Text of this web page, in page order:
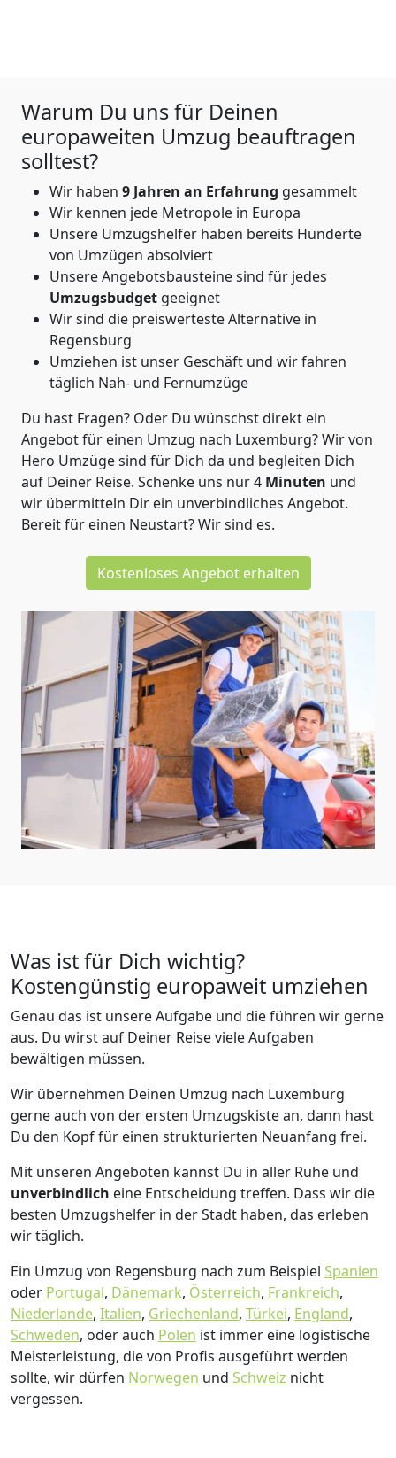
Warum Du uns für Deinen
europaweiten Umzug beauftragen
solltest?
Wir haben 9 Jahren an Erfahrung gesammelt
Wir kennen jede Metropole in Europa
Unsere Umzugshelfer haben bereits Hunderte
von Umzügen absolviert
Unsere Angebotsbausteine sind für jedes
Umzugsbudget geeignet
Wir sind die preiswerteste Alternative in
Regensburg
Umziehen ist unser Geschäft und wir fahren
täglich Nah- und Fernumzüge
Du hast Fragen? Oder Du wünschst direkt ein
Angebot für einen Umzug nach Luxemburg? Wir von
Hero Umzügesind für Dich da und begleiten Dich
auf Deiner Reise. Schenke uns nur4 Minuten und
wir übermitteln Dir ein unverbindliches Angebot.
Bereit für einen Neustart? Wir sind es.
Kostenloses Angebot erhalten
Was ist für Dich wichtig?
Kostengünstig europaweit umziehen
Genau das ist unsere Aufgabe und die führen wir gerne
aus. Du wirst auf Deiner Reise viele Aufgaben
bewältigen müssen.
Wir übernehmen Deinen Umzug nach Luxemburg
gerne auch von der ersten Umzugskiste an, dann hast
Du den Kopf für einen strukturierten Neuanfang frei.
Mit unseren Angeboten kannst Du in aller Ruhe und
unverbindlich eine Entscheidung treffen. Dass wir die
besten Umzugshelfer in der Stadt haben, das erleben
wir täglich.
Ein Umzug von Regensburg nach zum Beispiel Spanien
oder Portugal, Dänemark, Österreich, Frankreich,
Niederlande, Italien, Griechenland, Türkei, England,
Schweden, oder auch Polen ist immer eine logistische
Meisterleistung, die von Profis ausgeführt werden
sollte, wir dürfen Norwegen und Schweiz nicht
vergessen.